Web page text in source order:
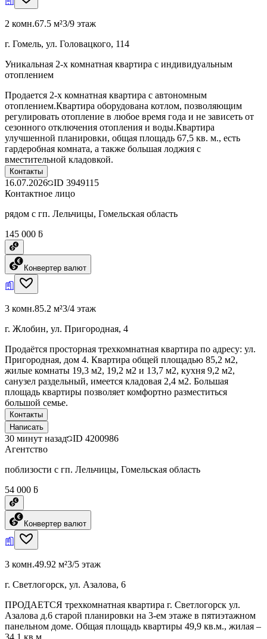
2 комн.67.5 м²3/9 этаж
г. Гомель, ул. Головацкого, 114
Уникальная 2-х комнатная квартира с индивидуальным
отоплением
Продается 2-х комнатная квартира с автономным
отоплением.Квартира оборудована котлом, позволяющим
регулировать отопление в любое время года и не зависеть от
сезонного отключения отопления и воды.Квартира
улучшенной планировки, общая площадь 67,5 кв. м., есть
гардеробная комната, а также большая лоджия с
вместительной кладовкой.
Контакты
16.07.2026 ID 3949115
Контактное лицо
рядом с гп. Лельчицы, Гомельская область
145 000 ƃ
Конвертер валют
3 комн.85.2 м²3/4 этаж
г. Жлобин, ул. Пригородная, 4
Продаётся просторная трехкомнатная квартира по адресу: ул.
Пригородная, дом 4. Квартира общей площадью 85,2 м2,
жилые комнаты 19,3 м2, 19,2 м2 и 13,7 м2, кухня 9,2 м2,
санузел раздельный, имеется кладовая 2,4 м2. Большая
площадь квартиры позволяет комфортно разместиться
большой семье.
Контакты
Написать
30 минут назад ID 4200986
Агентство
поблизости с гп. Лельчицы, Гомельская область
54 000 ƃ
Конвертер валют
3 комн.49.92 м²3/5 этаж
г. Светлогорск, ул. Азалова, 6
ПРОДАЕТСЯ трехкомнатная квартира г. Светлогорск ул.
Азалова д.6 старой планировки на 3-ем этаже в пятиэтажном
панельном доме. Общая площадь квартиры 49,9 кв.м., жилая –
34,1 кв.м.